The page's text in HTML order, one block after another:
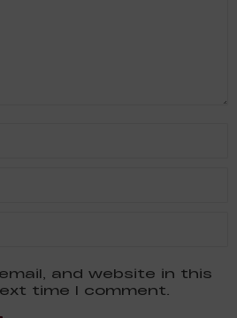
and website in this
time I comment.